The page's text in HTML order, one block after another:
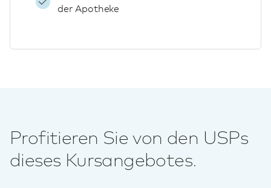
der Apotheke
Profitieren Sie von den USPs
dieses Kursangebotes.